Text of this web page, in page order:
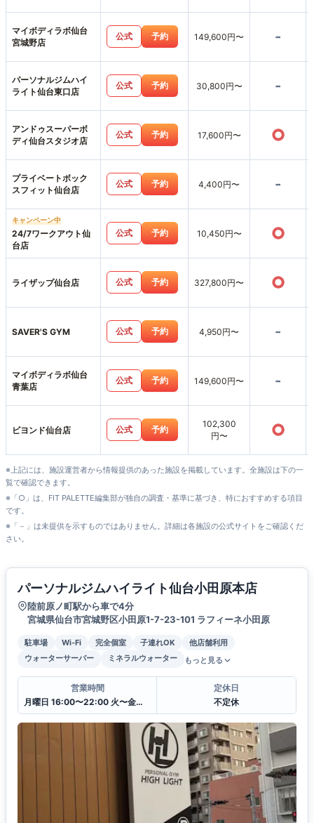
マイボディラボ仙台
宮城野店
公式 予約 149,600円〜 -
パーソナルジムハイ
ライト仙台東口店
公式 予約 30,800円〜 -
アンドゥスーパーボ
ディ仙台スタジオ店
公式 予約 17,600円〜 ○
プライベートボック
スフィット仙台店
公式 予約 4,400円〜 -
キャンペーン中
24/7ワークアウト仙
台店
公式 予約 10,450円〜 ○
ライザップ仙台店 公式 予約 327,800円〜 ○
SAVER'S GYM 公式 予約 4,950円〜 -
マイボディラボ仙台
青葉店
公式 予約 149,600円〜 -
ビヨンド仙台店 公式 予約
102,300
円〜
○
※上記には、施設運営者から情報提供のあった施設を掲載しています。全施設は下の一
覧で確認できます。
※「○」は、FIT PALETTE編集部が独自の調査・基準に基づき、特におすすめする項目
です。
※「－」は未提供を示すものではありません。詳細は各施設の公式サイトをご確認くだ
さい。
パーソナルジムハイライト仙台小田原本店
陸前原ノ町駅から車で4分
宮城県仙台市宮城野区小田原1-7-23-101 ラフィーネ小田原
駐車場 Wi-Fi 完全個室 子連れOK
他店舗利用
ウォーターサーバー
ミネラルウォーター もっと見る
営業時間
月曜日 16:00〜22:00 火〜金曜日8:00〜22:00 土・日 7:00〜21:00
定休日
不定休